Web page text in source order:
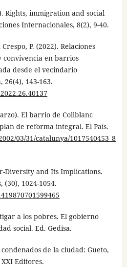
Rights, immigration and social
Internacionales, 8(2), 9-40.
P. (2022). Relaciones
convivencia en barrios
desde el vecindario
143-163.
El barrio de Collblanc
de reforma integral. El País.
03/31/catalunya/1017540453_8
Diversity and Its Implications.
(30), 1024-1054.
a los pobres. El gobierno
social. Ed. Gedisa.
de la ciudad: Gueto,
Editores.